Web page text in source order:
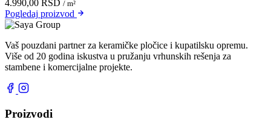
4.990,00 RSD / m²
Pogledaj proizvod
Vaš pouzdani partner za keramičke pločice i kupatilsku opremu.
Više od 20 godina iskustva u pružanju vrhunskih rešenja za
stambene i komercijalne projekte.
Proizvodi